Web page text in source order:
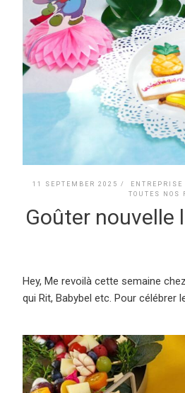
11 SEPTEMBER 2025 / ENTREPRISE
TOUTES NOS
Goûter nouvelle
Hey, Me revoilà cette semaine
qui Rit, Babybel etc. Pour célébrer